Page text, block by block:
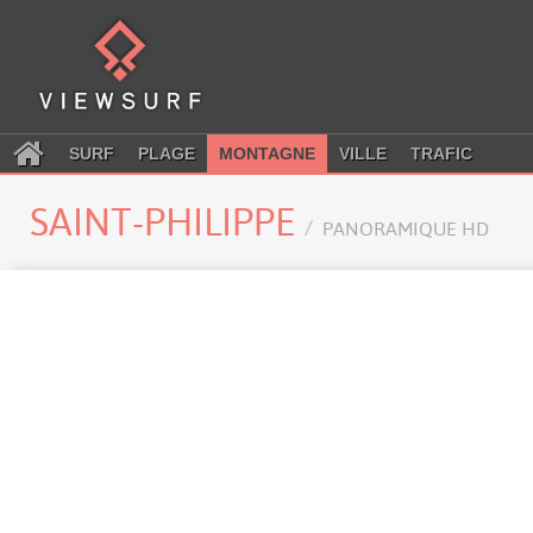
SURF PLAGE MONTAGNE VILLE TRAFIC
SAINT-PHILIPPE PANORAMIQUE HD